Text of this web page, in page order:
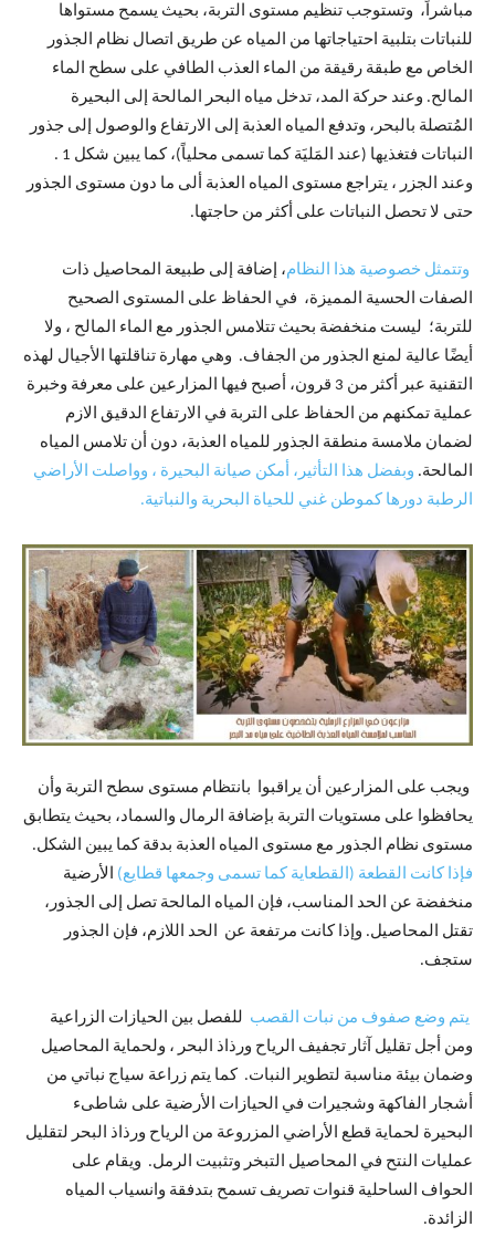
مباشراً، وتستوجب تنظيم مستوى التربة، بحيث يسمح مستواها
للنباتات بتلبية احتياجاتها من المياه عن طريق اتصال نظام الجذور
الخاص مع طبقة رقيقة من الماء العذب الطافي على سطح الماء
المالح. وعند حركة المد، تدخل مياه البحر المالحة إلى البحيرة
المُتصلة بالبحر، وتدفع المياه العذبة إلى الارتفاع والوصول إلى جذور
النباتات فتغذيها (عند المَليَة كما تسمى محلياً)، كما يبين شكل 1 .
وعند الجزر ، يتراجع مستوى المياه العذبة ألى ما دون مستوى الجذور
حتى لا تحصل النباتات على أكثر من حاجتها.
وتتمثل خصوصية هذا النظام، إضافة إلى طبيعة المحاصيل ذات
الصفات الحسية المميزة، في الحفاظ على المستوى الصحيح
للتربة؛ ليست منخفضة بحيث تتلامس الجذور مع الماء المالح ، ولا
أيضًا عالية لمنع الجذور من الجفاف. وهي مهارة تناقلتها الأجيال لهذه
التقنية عبر أكثر من 3 قرون، أصبح فيها المزارعين على معرفة وخبرة
عملية تمكنهم من الحفاظ على التربة في الارتفاع الدقيق الازم
لضمان ملامسة منطقة الجذور للمياه العذبة، دون أن تلامس المياه
المالحة. وبفضل هذا التأثير، أمكن صيانة البحيرة ، وواصلت الأراضي
الرطبة دورها كموطن غني للحياة البحرية والنباتية.
ويجب على المزارعين أن يراقبوا بانتظام مستوى سطح التربة وأن
يحافظوا على مستويات التربة بإضافة الرمال والسماد، بحيث يتطابق
مستوى نظام الجذور مع مستوى المياه العذبة بدقة كما يبين الشكل.
فإذا كانت القطعة (القطعاية كما تسمى وجمعها قطايع) الأرضية
منخفضة عن الحد المناسب، فإن المياه المالحة تصل إلى الجذور،
تقتل المحاصيل. وإذا كانت مرتفعة عن الحد اللازم، فإن الجذور
ستجف.
يتم وضع صفوف من نبات القصب للفصل بين الحيازات الزراعية
ومن أجل تقليل آثار تجفيف الرياح ورذاذ البحر ، ولحماية المحاصيل
وضمان بيئة مناسبة لتطوير النبات. كما يتم زراعة سياج نباتي من
أشجار الفاكهة وشجيرات في الحيازات الأرضية على شاطىء
البحيرة لحماية قطع الأراضي المزروعة من الرياح ورذاذ البحر لتقليل
عمليات النتح في المحاصيل التبخر وتثبيت الرمل. ويقام على
الحواف الساحلية قنوات تصريف تسمح بتدفقة وانسياب المياه
الزائدة.